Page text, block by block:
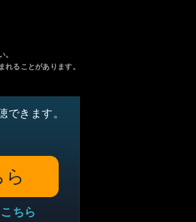
。
ることがあります。
きます。
こちら